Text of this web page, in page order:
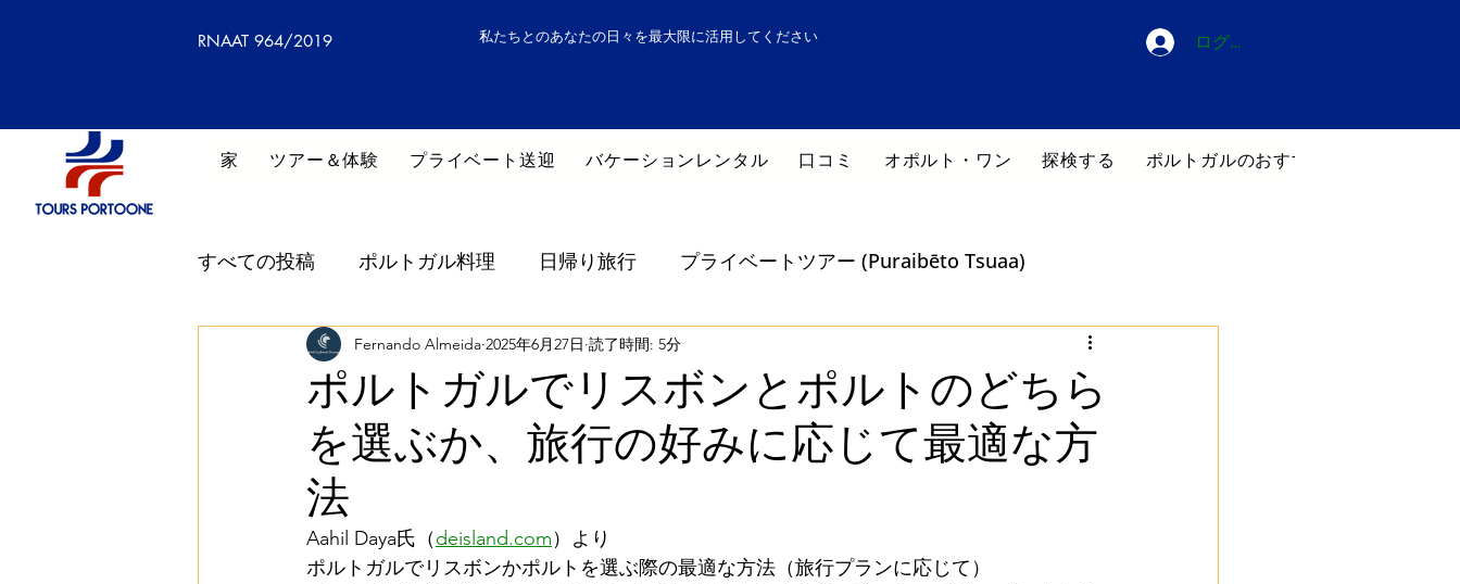
RNAAT 964/2019 私たちとのあなたの日々を最大限に活用してください ログイン
家 ツアー＆体験 プライベート送迎 バケーションレンタル 口コミ オポルト・ワン 探検する ポルトガルのおすすめホテル
すべての投稿 ポルトガル料理 日帰り旅行 プライベートツアー (Puraibēto Tsuaa)
グリーンモビリティ (Gurīn Mobiriti) 旅行のヒント (Ryokō no Hin) Dicas de
スマートモビリティ (Sumāto Mobiriti) 最高のガイド付きツアー 持続可能性 (Jizoku Kanōsei)
ポルトのおすすめワイナリー
ポルトガルでリスボンとポルトのどちら
を選ぶか、旅行の好みに応じて最適な方
法
Fernando Almeida 2025年6月27日 読了時間: 5分
Aahil Daya氏（deisland.com）より
ポルトガルでリスボンかポルトを選ぶ際の最適な方法（旅行プランに応じて）